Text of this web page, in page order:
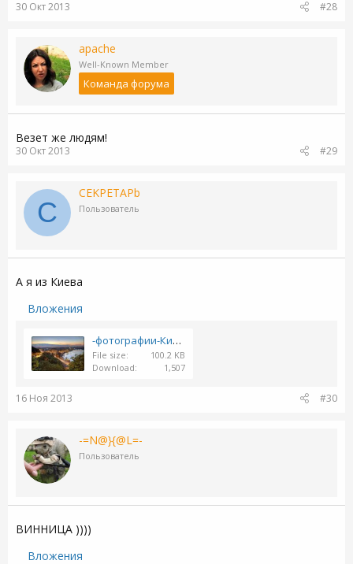
30 Окт 2013 #28
apache
Well-Known Member
Команда форума
Везет же людям!
30 Окт 2013 #29
C
CEKPETAPb
Пользователь
А я из Киева
Вложения
-фотографии-Киева-Вечерний-Подол-e1356536351901.jpg
File size
100.2 KB
Download
1,507
16 Ноя 2013 #30
-=N@}{@L=-
Пользователь
ВИННИЦА ))))
Вложения